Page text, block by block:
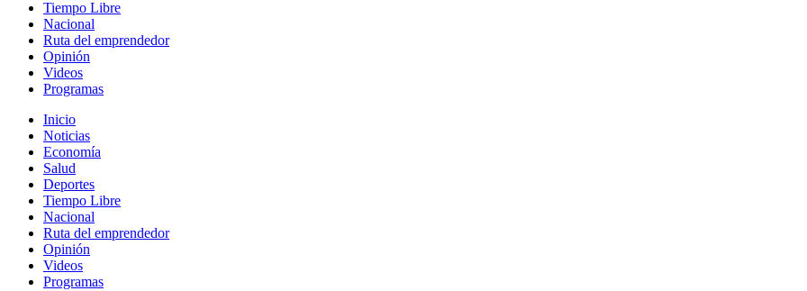
Tiempo Libre
Nacional
Ruta del emprendedor
Opinión
Videos
Programas
Inicio
Noticias
Economía
Salud
Deportes
Tiempo Libre
Nacional
Ruta del emprendedor
Opinión
Videos
Programas